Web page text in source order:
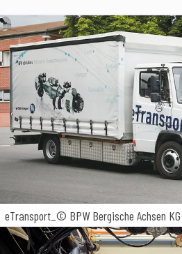
eTransport_© BPW Bergische Achsen KG